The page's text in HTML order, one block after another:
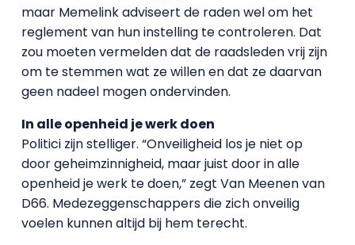
maar Memelink adviseert de raden wel om het
reglement van hun instelling te controleren. Dat
zou moeten vermelden dat de raadsleden vrij zijn
om te stemmen wat ze willen en dat ze daarvan
geen nadeel mogen ondervinden.
In alle openheid je werk doen
Politici zijn stelliger. “Onveiligheid los je niet op
door geheimzinnigheid, maar juist door in alle
openheid je werk te doen,” zegt Van Meenen van
D66. Medezeggenschappers die zich onveilig
voelen kunnen altijd bij hem terecht.